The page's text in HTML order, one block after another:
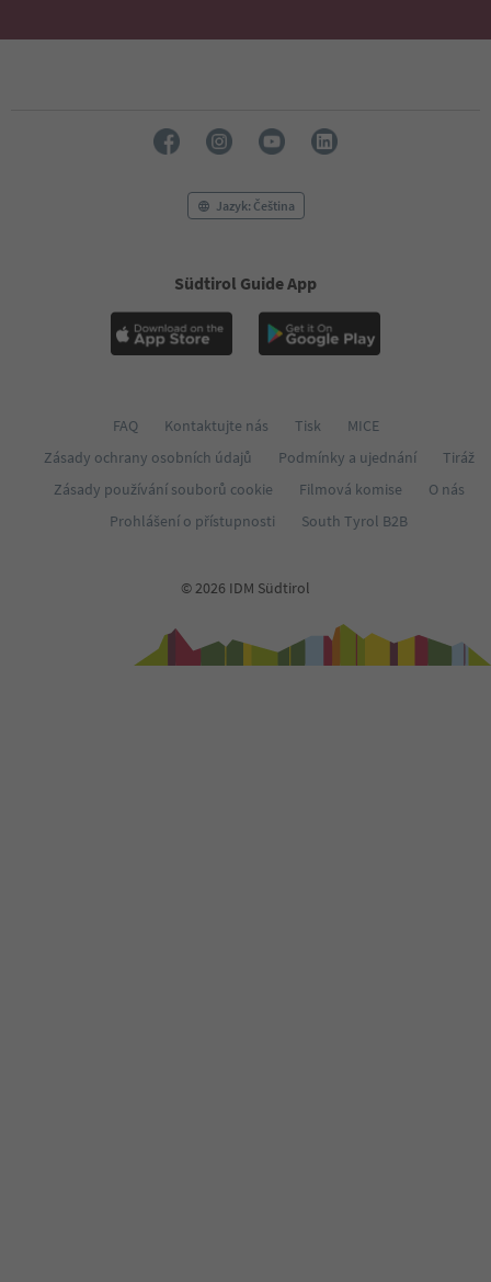
Jazyk: Čeština
Südtirol Guide App
FAQ Kontaktujte nás Tisk
MICE
Zásady ochrany osobních údajů
Podmínky a ujednání
Tiráž
Zásady používání souborů cookie
Filmová komise
O nás
Prohlášení o přístupnosti
South Tyrol B2B
© 2026 IDM Südtirol